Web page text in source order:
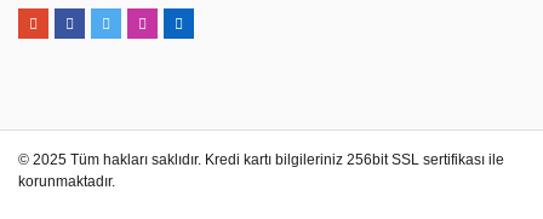
© 2025 Tüm hakları saklıdır. Kredi kartı bilgileriniz 256bit SSL sertifikası ile
korunmaktadır.